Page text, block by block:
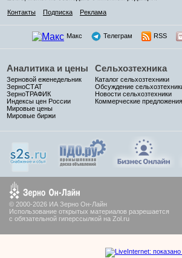
Контакты
Подписка Реклама
Макс Телеграм RSS
Аналитика и цены
Зерновой еженедельник
ЗерноСТАТ
ЗерноТРАФИК
Индексы цен России
Мировые цены
Мировые биржи
Сельхозтехника
Каталог сельхозтехники
Обсуждение
Новости сельхозтехники
Коммерческие предложения
© 2000-2026 ИА Зерно Он-Лайн
Использование открытых материалов разрешается
с обязательной гиперссылкой на Zol.ru